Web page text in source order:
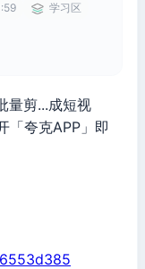
学习区
量剪...成短视
「夸克APP」即